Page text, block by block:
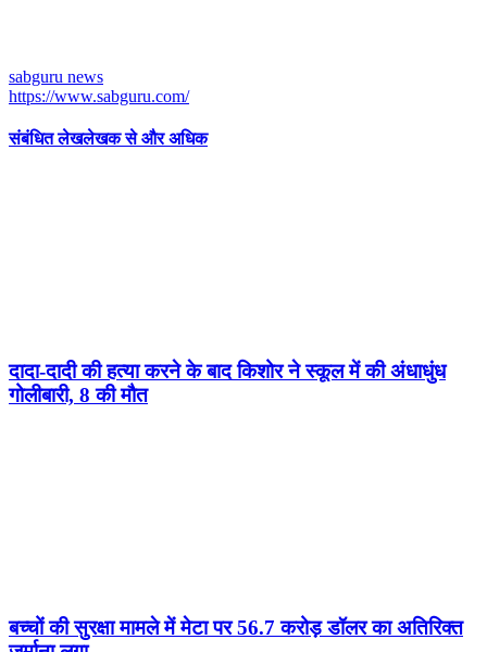
sabguru news
https://www.sabguru.com/
संबंधित लेखलेखक से और अधिक
दादा-दादी की हत्या करने के बाद किशोर ने स्कूल में की अंधाधुंध
गोलीबारी, 8 की मौत
बच्चों की सुरक्षा मामले में मेटा पर 56.7 करोड़ डॉलर का अतिरिक्त